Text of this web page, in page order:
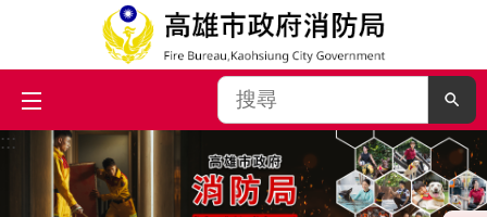
跳到主要內容區塊
搜
尋
:::